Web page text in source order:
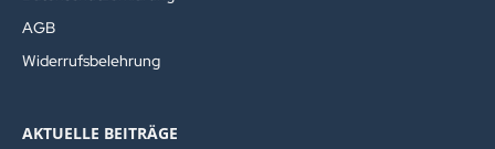
AGB
Widerrufsbelehrung
AKTUELLE BEITRÄGE